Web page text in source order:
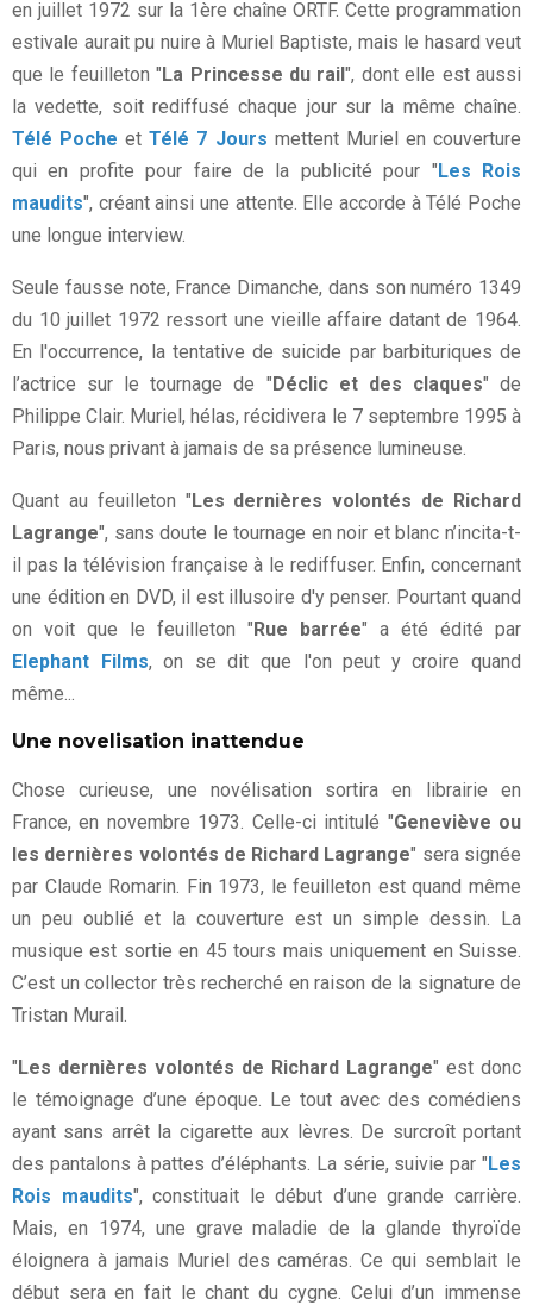
en juillet 1972 sur la 1ère chaîne ORTF. Cette programmation
estivale aurait pu nuire à Muriel Baptiste, mais le hasard veut
que le feuilleton " La Princesse du rail", dont elle est aussi
la vedette, soit rediffusé chaque jour sur la même chaîne.
Télé Poche etTélé 7 Jours mettent Muriel en couverture
qui en profite pour faire de la publicité pour " Les Rois
maudits", créant ainsi une attente. Elle accorde à Télé Poche
une longue interview.
Seule fausse note, France Dimanche, dans son numéro 1349
du 10 juillet 1972 ressort une vieille affaire datant de 1964.
En l'occurrence, la tentative de suicide par barbituriques de
l’actrice sur le tournage de " Déclic et des claques" de
Philippe Clair. Muriel, hélas, récidivera le 7 septembre 1995 à
Paris, nous privant à jamais de sa présence lumineuse.
Quant au feuilleton " Les dernières volontés de Richard
Lagrange", sans doute le tournage en noir et blanc n’incita-t-
il pas la télévision française à le rediffuser. Enfin, concernant
une édition en DVD, il est illusoire d'y penser. Pourtant quand
on voit que le feuilleton " Rue barrée" a été édité par
Elephant Films, on se dit que l'on peut y croire quand
même...
Une novelisation inattendue
Chose curieuse, une novélisation sortira en librairie en
France, en novembre 1973. Celle-ci intitulé "Geneviève ou
les dernières volontés de Richard Lagrange" sera signée
par Claude Romarin. Fin 1973, le feuilleton est quand même
un peu oublié et la couverture est un simple dessin. La
musique est sortie en 45 tours mais uniquement en Suisse.
C’est un collector très recherché en raison de la signature de
Tristan Murail.
" Les dernières volontés de Richard Lagrange" est donc
le témoignage d’une époque. Le tout avec des comédiens
ayant sans arrêt la cigarette aux lèvres. De surcroît portant
des pantalons à pattes d’éléphants. La série, suivie par " Les
Rois maudits", constituait le début d’une grande carrière.
Mais, en 1974, une grave maladie de la glande thyroïde
éloignera à jamais Muriel des caméras. Ce qui semblait le
début sera en fait le chant du cygne. Celui d’un immense